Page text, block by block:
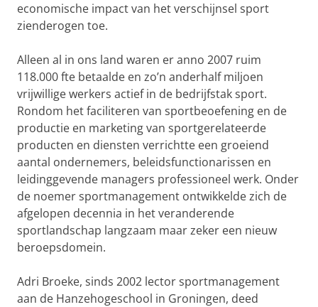
economische impact van het verschijnsel sport
zienderogen toe.
Alleen al in ons land waren er anno 2007 ruim
118.000 fte betaalde en zo’n anderhalf miljoen
vrijwillige werkers actief in de bedrijfstak sport.
Rondom het faciliteren van sportbeoefening en de
productie en marketing van sportgerelateerde
producten en diensten verrichtte een groeiend
aantal ondernemers, beleidsfunctionarissen en
leidinggevende managers professioneel werk. Onder
de noemer sportmanagement ontwikkelde zich de
afgelopen decennia in het veranderende
sportlandschap langzaam maar zeker een nieuw
beroepsdomein.
Adri Broeke, sinds 2002 lector sportmanagement
aan de Hanzehogeschool in Groningen, deed